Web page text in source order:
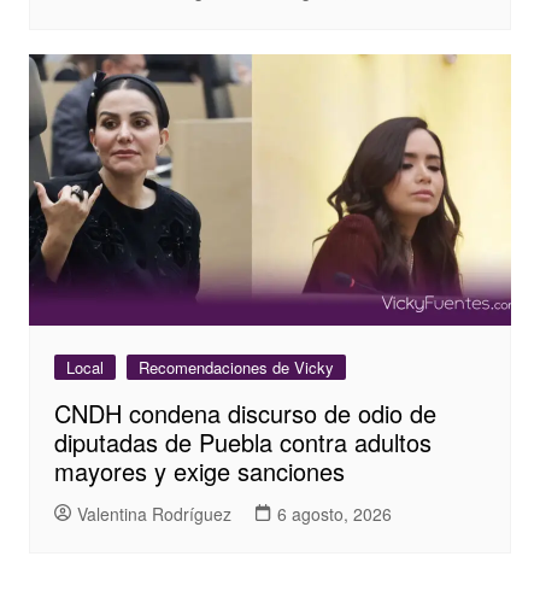
Local Recomendaciones de Vicky
CNDH condena discurso de odio de
diputadas de Puebla contra adultos
mayores y exige sanciones
Valentina Rodríguez 6 agosto, 2026